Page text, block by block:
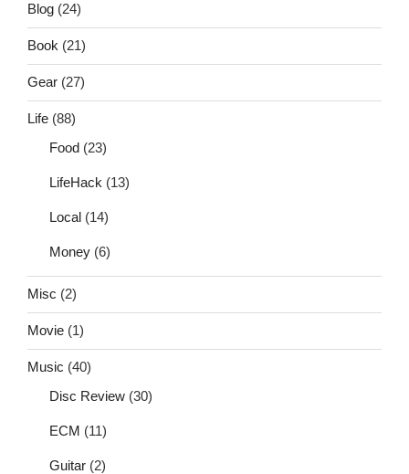
Blog (24)
Book (21)
Gear (27)
Life (88)
Food (23)
LifeHack (13)
Local (14)
Money (6)
Misc (2)
Movie (1)
Music (40)
Disc Review (30)
ECM (11)
Guitar (2)